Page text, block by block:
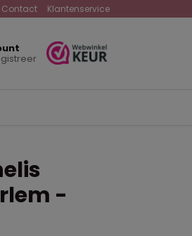
Contact Klantenservice
-